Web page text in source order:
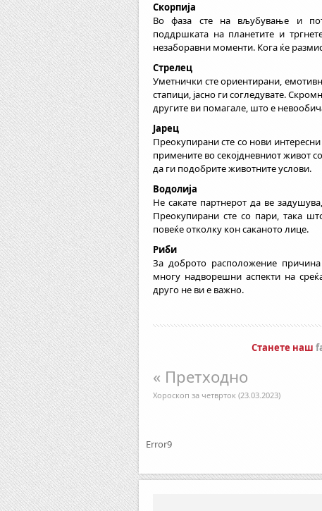
Скорпија
Во фаза сте на вљубување и
поддршката на планетите и
незаборавни моменти. Кога ќе
Стрелец
Уметнички сте ориентирани,
стапици, јасно ги согледувате.
другите ви помагале, што е
Јарец
Преокупирани сте со нови
примените во секојдневниот живот
да ги подобрите животните услови.
Водолија
Не сакате партнерот да ве
Преокупирани сте со пари, така
повеќе отколку кон саканото лице.
Риби
За доброто расположение
многу надворешни аспекти на
друго не ви е важно.
Станете наш
« Претходно
Хороскоп за четврток (23.03.2023)
Error9